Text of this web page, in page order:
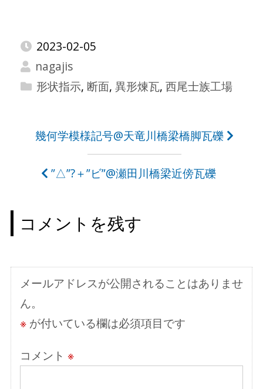
2023-02-05
nagajis
形状指示, 断面, 異形煉瓦, 西尾士族工場
ビ
ゲ
シ
ョ
ン
幾何学模様記号@天竜川橋梁橋脚瓦礫
”△”?＋”ビ”@瀬田川橋梁近傍瓦礫
コメントを残す
メールアドレスが公開されることはありませ
ん。
※が付いている欄は必須項目です
コメント ※